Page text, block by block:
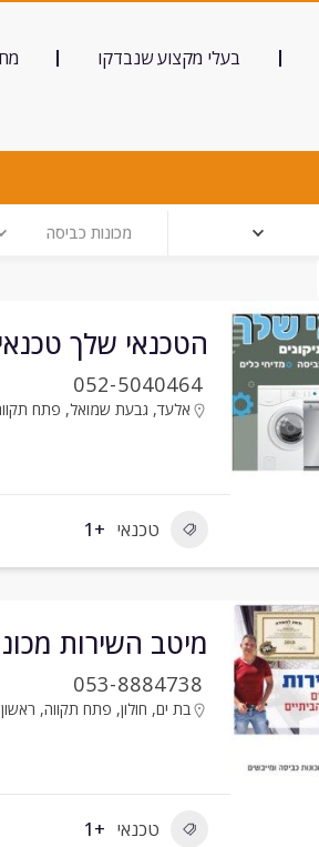
בעלי מקצוע שנבדקו
מכונות כביסה
הטכנאי שלך
052-5040464
אלעד, גבעת שמואל, פתח
טכנאי +1
מיטב השירות
053-8884738
בת ים, חולון, פתח תקווה,
טכנאי +1